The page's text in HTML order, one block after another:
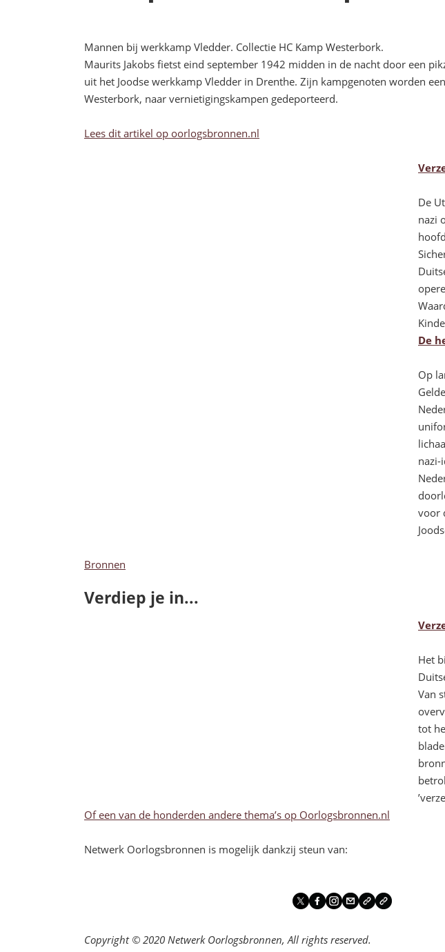
Mannen bij werkkamp Vledder. Collectie HC Kamp Westerbork.
Maurits Jakobs fietst eind september 1942 midden in de nacht door een
uit het Joodse werkkamp Vledder in Drenthe. Zijn kampgenoten worden
Westerbork, naar vernietigingskampen gedeporteerd.
Lees dit artikel op oorlogsbronnen.nl
De
nazi
De
Op
nazi-
voor
Bronnen
Verdiep je in...
Het
Van
tot
Of een van de honderden andere thema’s op Oorlogsbronnen.nl
Netwerk Oorlogsbronnen is mogelijk dankzij steun van:
Copyright © 2020 Netwerk Oorlogsbronnen, All rights reserved.